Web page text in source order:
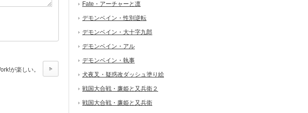
が楽しい。
Fate・アーチャーと凛
デモンベイン・性別逆転
デモンベイン・大十字九郎
デモンベイン・アル
デモンベイン・執事
犬夜叉・疑惑改ダッシュ塗り絵
戦国大合戦・廉姫と又兵衛２
戦国大合戦・廉姫と又兵衛